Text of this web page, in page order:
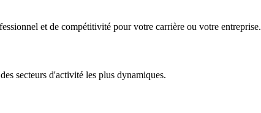
et de compétitivité pour votre carrière ou votre entreprise.
secteurs d'activité les plus dynamiques.